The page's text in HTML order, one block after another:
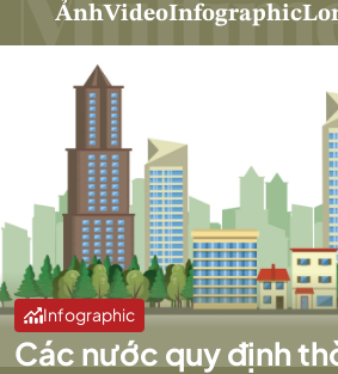
ẢnhVideoInfographic
Infographic
Các nước quy định